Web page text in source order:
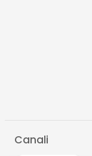
Canali